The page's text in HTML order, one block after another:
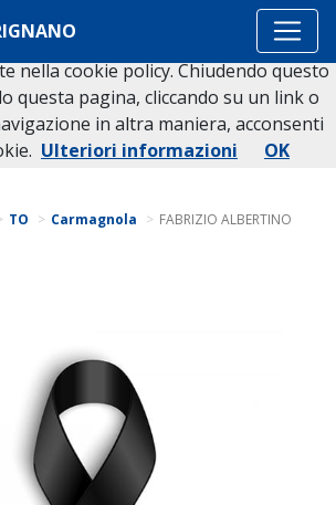
Torna indietro
TO Carmagnola FABRIZIO ALBERTINO
strumenti terzi da questo utilizzati si
necessari al funzionamento ed utili
nella cookie policy. Chiudendo questo
questa pagina, cliccando su un link o
in altra maniera, acconsenti
Ulteriori informazioni OK